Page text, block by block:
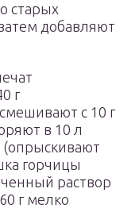
старых
добавляют
г
с 10 г
в 10 л
(опрыскивают
горчицы
раствор
г мелко